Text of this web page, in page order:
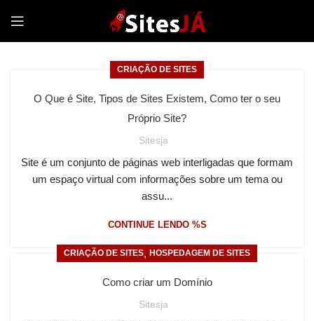
CRIAÇÃO DE SITES
O Que é Site, Tipos de Sites Existem, Como ter o seu
Próprio Site?
Sitesja
Site é um conjunto de páginas web interligadas que formam
um espaço virtual com informações sobre um tema ou
assu...
CONTINUE LENDO %S
CRIAÇÃO DE SITES, HOSPEDAGEM DE SITES
Como criar um Domínio
Sitesja